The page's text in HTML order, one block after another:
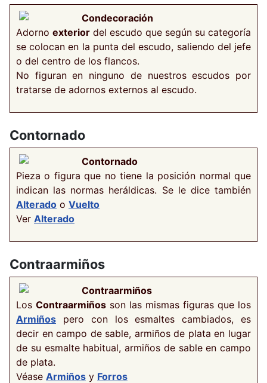
Condecoración
Adorno exterior del escudo que según su categoría
se colocan en la punta del escudo, saliendo del jefe
o del centro de los flancos.
No figuran en ninguno de nuestros escudos por
tratarse de adornos externos al escudo.
Contornado
Contornado
Pieza o figura que no tiene la posición normal que
indican las normas heráldicas. Se le dice también
Alterado o Vuelto
Ver Alterado
Contraarmiños
Contraarmiños
Los Contraarmiños son las mismas figuras que los
Armiños pero con los esmaltes cambiados, es
decir en campo de sable, armiños de plata en lugar
de su esmalte habitual, armiños de sable en campo
de plata.
Véase Armiños y Forros